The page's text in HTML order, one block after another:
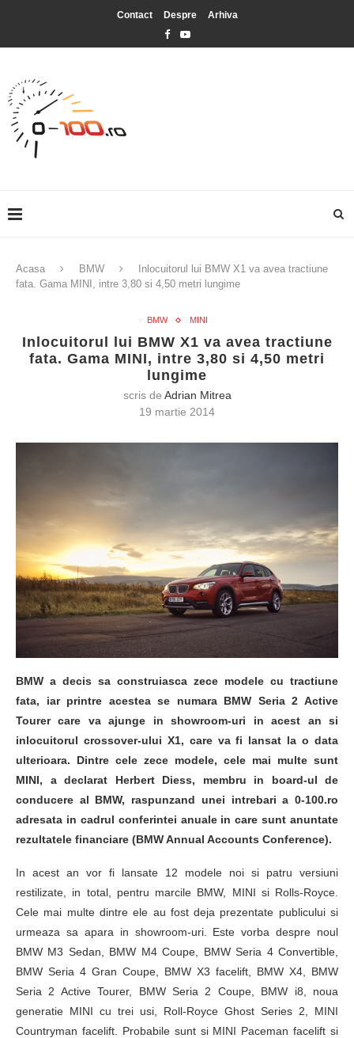
Contact Despre Arhiva
Acasa BMW
Inlocuitorul lui BMW X1 va avea tractiune
fata. Gama MINI, intre 3,80 si 4,50 metri lungime
BMW MINI
Inlocuitorul lui BMW X1 va avea tractiune
fata. Gama MINI, intre 3,80 si 4,50 metri
lungime
scris de Adrian Mitrea
19 martie 2014
BMW a decis sa construiasca zece modele cu tractiune
fata, iar printre acestea se numara BMW Seria 2 Active
Tourer care va ajunge in showroom-uri in acest an si
inlocuitorul crossover-ului X1, care va fi lansat la o data
ulterioara. Dintre cele zece modele, cele mai multe sunt
MINI, a declarat Herbert Diess, membru in board-ul de
conducere al BMW, raspunzand unei intrebari a 0-100.ro
adresata in cadrul conferintei anuale in care sunt anuntate
rezultatele financiare (BMW Annual Accounts Conference).
In acest an vor fi lansate 12 modele noi si patru versiuni
restilizate, in total, pentru marcile BMW, MINI si Rolls-Royce.
Cele mai multe dintre ele au fost deja prezentate publicului si
urmeaza sa apara in showroom-uri. Este vorba despre noul
BMW M3 Sedan, BMW M4 Coupe, BMW Seria 4 Convertible,
BMW Seria 4 Gran Coupe, BMW X3 facelift, BMW X4, BMW
Seria 2 Active Tourer, BMW Seria 2 Coupe, BMW i8, noua
generatie MINI cu trei usi, Roll-Royce Ghost Series 2, MINI
Countryman facelift. Probabile sunt si MINI Paceman facelift si